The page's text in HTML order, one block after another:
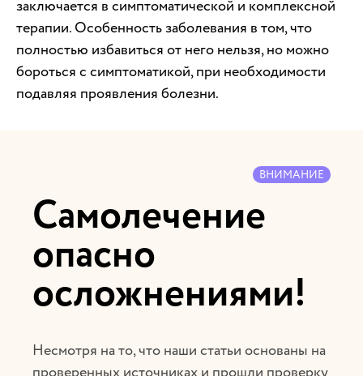
заключается в симптоматической и комплексной
терапии. Особенность заболевания в том, что
полностью избавиться от него нельзя, но можно
бороться с симптоматикой, при необходимости
подавляя проявления болезни.
Самолечение
опасно
осложнениями!
ВНИМАНИЕ
Несмотря на то, что наши статьи основаны на